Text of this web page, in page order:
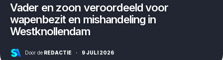
Vader en zoon veroordeeld voor
wapenbezit en mishandeling in
Westknollendam
Door de REDACTIE · 9 JULI 2026